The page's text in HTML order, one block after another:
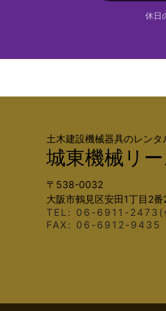
休日
土木建設機械器具のレンタ
城東機械リ
〒538-0032
大阪市鶴見区安田1丁目2番
TEL: 06-6911-2473(
FAX: 06-6912-9435